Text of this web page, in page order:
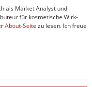
als Market Analyst und
für kosmetische Wirk-
About-Seite zu lesen. Ich freue